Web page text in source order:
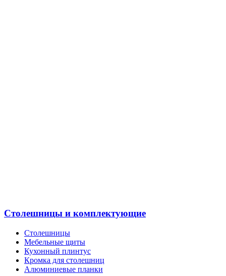
Столешницы и комплектующие
Столешницы
Мебельные щиты
Кухонный плинтус
Кромка для столешниц
Алюминиевые планки